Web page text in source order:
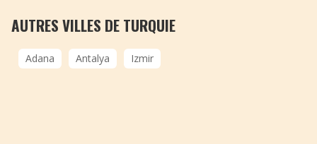
AUTRES VILLES DE TURQUIE
Adana Antalya Izmir